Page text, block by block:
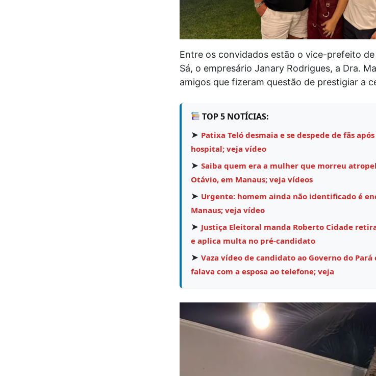
Entre os convidados estão o vice-prefeito
Sá, o empresário Janary Rodrigues, a Dra.
amigos que fizeram questão de prestigiar a
TOP 5 NOTÍCIAS:
➤ Patixa Teló desmaia e se despede de fãs
hospital; veja vídeo
➤ Saiba quem era a mulher que morreu
Otávio, em Manaus; veja vídeos
➤ Urgente: homem ainda não identificado é
Manaus; veja vídeo
➤ Justiça Eleitoral manda Roberto Cidade
e aplica multa no pré-candidato
➤ Vaza vídeo de candidato ao Governo do
falava com a esposa ao telefone; veja